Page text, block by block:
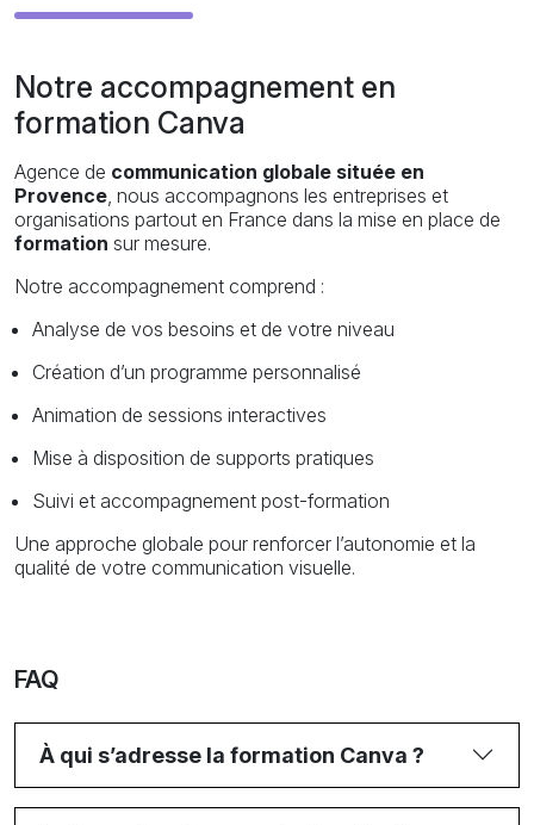
Notre accompagnement en
formation Canva
Agence de communication globale située en
Provence , nous accompagnons les entreprises et
organisations partout en France dans la mise en place de
formation sur mesure.
Notre accompagnement comprend :
Analyse de vos besoins et de votre niveau
Création d’un programme personnalisé
Animation de sessions interactives
Mise à disposition de supports pratiques
Suivi et accompagnement post-formation
Une approche globale pour renforcer l’autonomie et la
qualité de votre communication visuelle.
FAQ
À qui s’adresse la formation Canva ?